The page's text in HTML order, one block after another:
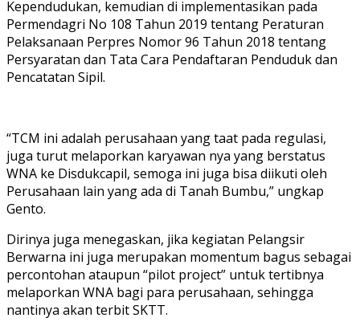
Kependudukan, kemudian di implementasikan pada
Permendagri No 108 Tahun 2019 tentang Peraturan
Pelaksanaan Perpres Nomor 96 Tahun 2018 tentang
Persyaratan dan Tata Cara Pendaftaran Penduduk dan
Pencatatan Sipil.
“TCM ini adalah perusahaan yang taat pada regulasi,
juga turut melaporkan karyawan nya yang berstatus
WNA ke Disdukcapil, semoga ini juga bisa diikuti oleh
Perusahaan lain yang ada di Tanah Bumbu,” ungkap
Gento.
Dirinya juga menegaskan, jika kegiatan Pelangsir
Berwarna ini juga merupakan momentum bagus sebagai
percontohan ataupun “pilot project” untuk tertibnya
melaporkan WNA bagi para perusahaan, sehingga
nantinya akan terbit SKTT.